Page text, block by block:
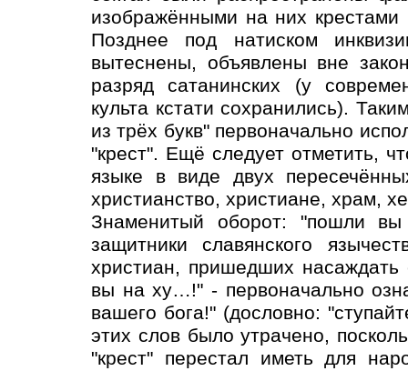
изображёнными на них
Позднее под натиском
вытеснены, объявлены вне
разряд сатанинских (у
культа кстати сохранились).
из трёх букв" первоначально
"крест". Ещё следует отметить,
языке в виде двух
христианство, христиане, храм,
Знаменитый оборот: "пошли
защитники славянского
христиан, пришедших
вы на ху…!" - первоначально
вашего бога!" (дословно:
этих слов было утрачено,
"крест" перестал иметь для